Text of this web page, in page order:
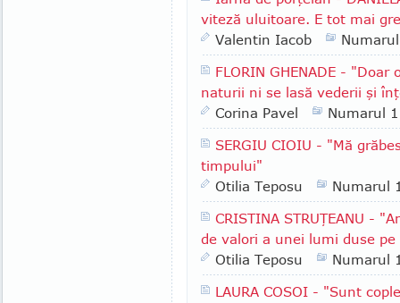
viteză uluitoare. E tot mai
Valentin Iacob
FLORIN GHENADE -
naturii ni se lasă vederii şi
Corina Pavel
Numarul
SERGIU CIOIU - "Mă
timpului"
Otilia Teposu
Numarul
CRISTINA STRUŢEANU -
de valori a unei lumi duse pe
Otilia Teposu
Numarul
LAURA COSOI - "Sunt